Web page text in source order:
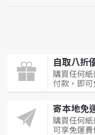
自取八折
購買任何
付款，即
寄本地免
購買任何
可享免運